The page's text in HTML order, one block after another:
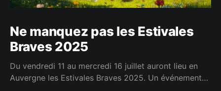
Ne manquez pas les Estivales
Braves 2025
Du vendredi 11 au mercredi 16 juillet auront lieu en
Auvergne les Estivales Braves 2025. Un événement